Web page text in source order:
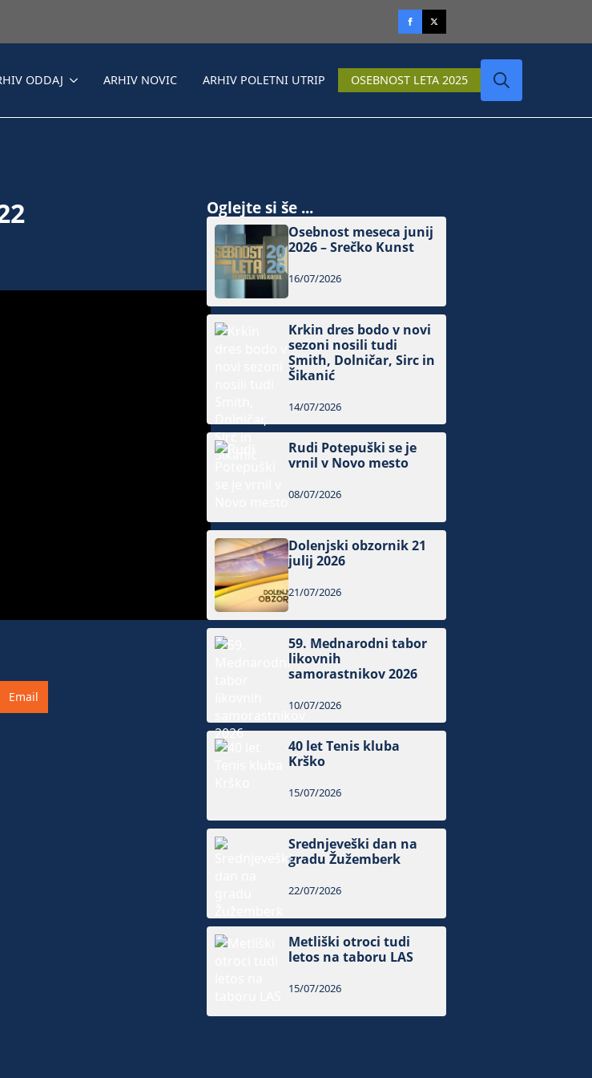
ODDAJ ARHIV NOVIC ARHIV POLETNI UTRIP OSEBNOST LETA 2025
Email
Oglejte si še ...
Osebnost meseca junij
2026 – Srečko Kunst
16/07/2026
Krkin dres bodo v novi
sezoni nosili tudi
Smith, Dolničar, Sirc in
Šikanić
14/07/2026
Rudi Potepuški se je
vrnil v Novo mesto
08/07/2026
Dolenjski obzornik 21
julij 2026
21/07/2026
59. Mednarodni tabor
likovnih
samorastnikov 2026
10/07/2026
40 let Tenis kluba
Krško
15/07/2026
Srednjeveški dan na
gradu Žužemberk
22/07/2026
Metliški otroci tudi
letos na taboru LAS
15/07/2026